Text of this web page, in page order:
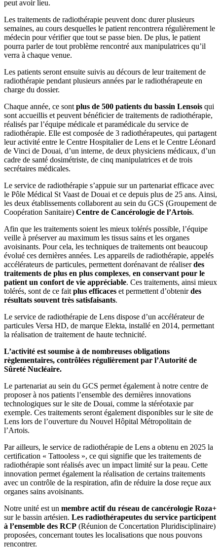
peut avoir lieu.
Les traitements de radiothérapie peuvent donc durer plusieurs
semaines, au cours desquelles le patient rencontrera régulièrement le
médecin pour vérifier que tout se passe bien. De plus, le patient
pourra parler de tout problème rencontré aux manipulatrices qu’il
verra à chaque venue.
Les patients seront ensuite suivis au décours de leur traitement de
radiothérapie pendant plusieurs années par le radiothérapeute en
charge du dossier.
Chaque année, ce sont plus de 500 patients du bassin Lensois qui
sont accueillis et peuvent bénéficier de traitements de radiothérapie,
réalisés par l’équipe médicale et paramédicale du service de
radiothérapie. Elle est composée de 3 radiothérapeutes, qui partagent
leur activité entre le Centre Hospitalier de Lens et le Centre Léonard
de Vinci de Douai, d’un interne, de deux physiciens médicaux, d’un
cadre de santé dosimétriste, de cinq manipulatrices et de trois
secrétaires médicales.
Le service de radiothérapie s’appuie sur un partenariat efficace avec
le Pôle Médical St Vaast de Douai et ce depuis plus de 25 ans. Ainsi,
les deux établissements collaborent au sein du GCS (Groupement de
Coopération Sanitaire) Centre de Cancérologie de l’Artois.
Afin que les traitements soient les mieux tolérés possible, l’équipe
veille à préserver au maximum les tissus sains et les organes
avoisinants. Pour cela, les techniques de traitements ont beaucoup
évolué ces dernières années. Les appareils de radiothérapie, appelés
accélérateurs de particules, permettent dorénavant de réaliserdes
traitements de plus en plus complexes, en conservant pour le
patient un confort de vie appréciable. Ces traitements, ainsi mieux
tolérés, sont de ce fait plus efficaces et permettent d’obtenirdes
résultats souvent très satisfaisants.
Le service de radiothérapie de Lens dispose d’un accélérateur de
particules Versa HD, de marque Elekta, installé en 2014, permettant
la réalisation de traitement de haute technicité.
L’activité est soumise à de nombreuses obligations
règlementaires, contrôlées régulièrement par l’Autorité de
Sûreté Nucléaire.
Le partenariat au sein du GCS permet également à notre centre de
proposer à nos patients l’ensemble des dernières innovations
technologiques sur le site de Douai, comme la stéréotaxie par
exemple. Ces traitements seront également disponibles sur le site de
Lens lors de l’ouverture du Nouvel Hôpital Métropolitain de
l’Artois.
Par ailleurs, le service de radiothérapie de Lens a obtenu en 2025 la
certification « Tattooless », ce qui signifie que les traitements de
radiothérapie sont réalisés avec un impact limité sur la peau. Cette
innovation permet également la réalisation de certains traitements
avec un contrôle de la respiration, afin de réduire la dose reçue aux
organes sains avoisinants.
Notre unité est un membre actif du réseau de cancérologie Roza+
sur le bassin artésien. Les radiothérapeutes du service participent
à l’ensemble des RCP (Réunion de Concertation Pluridisciplinaire)
proposées, concernant toutes les localisations que nous pouvons
rencontrer.